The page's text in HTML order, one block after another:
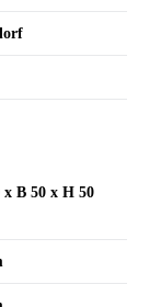
B 50 x H 50